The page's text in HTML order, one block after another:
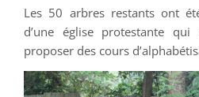
Les 50 arbres restants ont
d’une église protestante
proposer des cours